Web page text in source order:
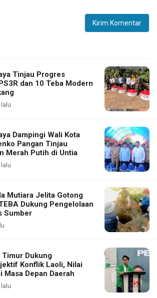
Tinjau Progres
dan 10 Teba Modern
Dampingi Wali Kota
Pangan Tinjau
Merah Putih di Untia
Mutiara Jelita Gotong
Dukung Pengelolaan
Sumber
Timur Dukung
Konflik Laoli, Nilai
Masa Depan Daerah